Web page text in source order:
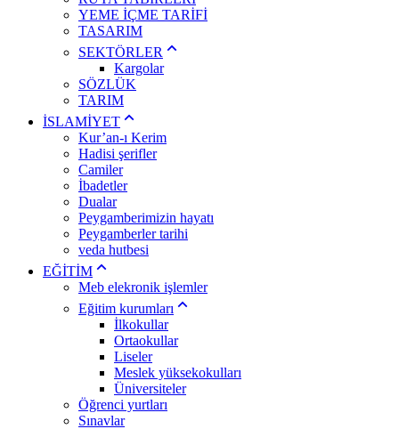
YEME İÇME TARİFİ
TASARIM
SEKTÖRLER
Kargolar
SÖZLÜK
TARIM
İSLAMİYET
Kur’an-ı Kerim
Hadisi şerifler
Camiler
İbadetler
Dualar
Peygamberimizin hayatı
Peygamberler tarihi
veda hutbesi
EĞİTİM
Meb elekronik işlemler
Eğitim kurumları
İlkokullar
Ortaokullar
Liseler
Meslek yüksekokulları
Üniversiteler
Öğrenci yurtları
Sınavlar